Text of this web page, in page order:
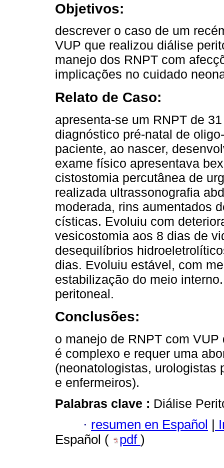
Objetivos:
descrever o caso de um
VUP que realizou diálise
manejo dos RNPT com
implicações no cuidado
Relato de Caso:
apresenta-se um RNPT de
diagnóstico pré-natal de
paciente, ao nascer,
exame físico apresentava
cistostomia percutânea de
realizada ultrassonografia
moderada, rins aumentados
císticas. Evoluiu com
vesicostomia aos 8 dias de
desequilíbrios
dias. Evoluiu estável, com
estabilização do meio
peritoneal.
Conclusões:
o manejo de RNPT com
é complexo e requer uma
(neonatologistas, urologistas
e enfermeiros).
Palabras clave : Diálise
· resumen en Español
Español (
pdf )